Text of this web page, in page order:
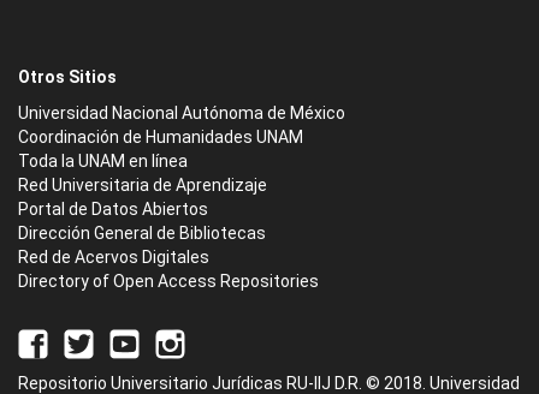
Otros Sitios
Universidad Nacional Autónoma de México
Coordinación de Humanidades UNAM
Toda la UNAM en línea
Red Universitaria de Aprendizaje
Portal de Datos Abiertos
Dirección General de Bibliotecas
Red de Acervos Digitales
Directory of Open Access Repositories
Repositorio Universitario Jurídicas RU-IIJ D.R. © 2018. Universidad